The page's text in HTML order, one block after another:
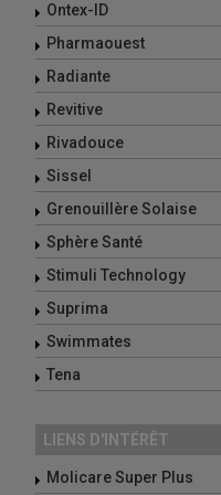
Ontex-ID
Pharmaouest
Radiante
Revitive
Rivadouce
Sissel
Grenouillère Solaise
Sphère Santé
Stimuli Technology
Suprima
Swimmates
Tena
LIENS D'INTÉRÊT
Molicare Super Plus